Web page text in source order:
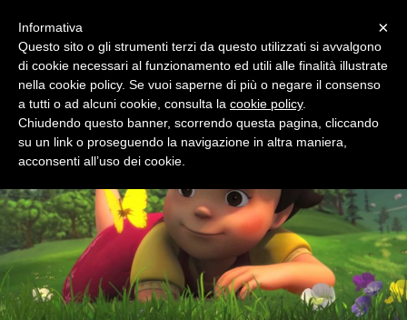
EDUCAZIONE ALLA SALUTE
Corsi, convegni e didattica di formazione e
aggiornamento per operatori della salute
×
Informativa
Questo sito o gli strumenti terzi da questo utilizzati si avvalgono
di cookie necessari al funzionamento ed utili alle finalità illustrate
nella cookie policy. Se vuoi saperne di più o negare il consenso
a tutti o ad alcuni cookie, consulta la cookie policy.
Chiudendo questo banner, scorrendo questa pagina, cliccando
su un link o proseguendo la navigazione in altra maniera,
acconsenti all’uso dei cookie.